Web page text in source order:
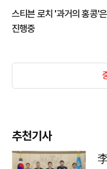
스티븐 로치 '과거의 홍콩'
진행중
추천기사